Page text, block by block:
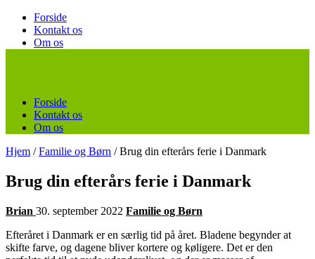
Forside
Kontakt os
Om os
Forside
Kontakt os
Om os
Hjem / Familie og Børn / Brug din efterårs ferie i Danmark
Brug din efterårs ferie i Danmark
Brian 30. september 2022 Familie og Børn
Efteråret i Danmark er en særlig tid på året. Bladene begynder at
skifte farve, og dagene bliver kortere og køligere. Det er den